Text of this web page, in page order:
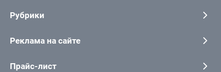
Рубрики
Реклама на сайте
Прайс-лист